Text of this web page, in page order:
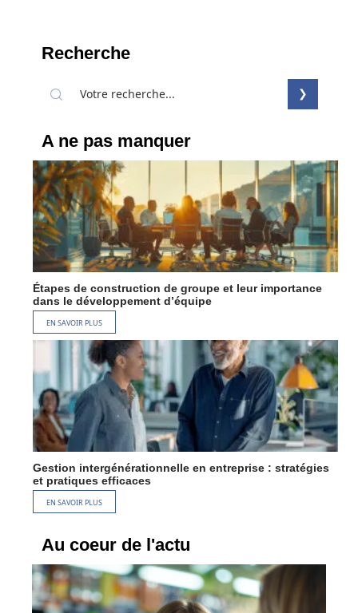
Recherche
A ne pas manquer
Étapes de construction de groupe et leur importance
dans le développement d’équipe
EN SAVOIR PLUS
Gestion intergénérationnelle en entreprise : stratégies
et pratiques efficaces
EN SAVOIR PLUS
Au coeur de l'actu